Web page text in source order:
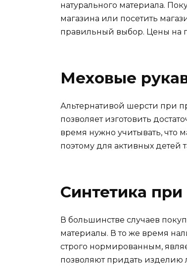
натурального материала.
магазина или посетить
правильный выбор. Цены на
Меховые
Альтернативой шерсти при
позволяет изготовить
время нужно учитывать, что
поэтому для активных детей
Синтетика
В большинстве случаев
материалы. В то же время
строго нормированным,
позволяют придать изделию